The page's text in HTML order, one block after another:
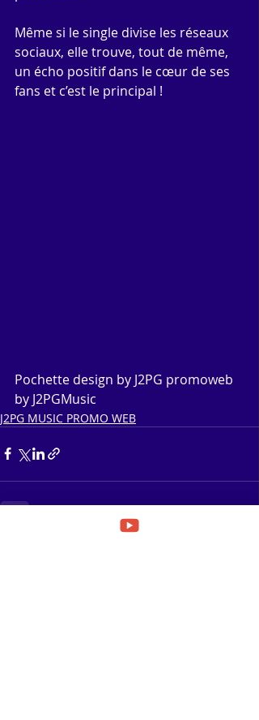
Même si le single divise les réseaux
sociaux, elle trouve, tout de même,
un écho positif dans le cœur de ses
fans et c’est le principal !
Pochette design by J2PG promoweb
by J2PGMusic
J2PG MUSIC PROMO WEB